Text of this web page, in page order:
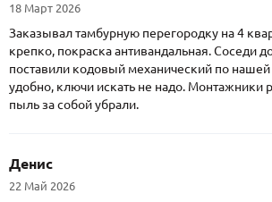
18 Март 2026
Заказывал тамбурную перегородку на 4
крепко, покраска антивандальная. Соседи
поставили кодовый механический по нашей
удобно, ключи искать не надо. Монтажники
пыль за собой убрали.
Денис
22 Май 2026